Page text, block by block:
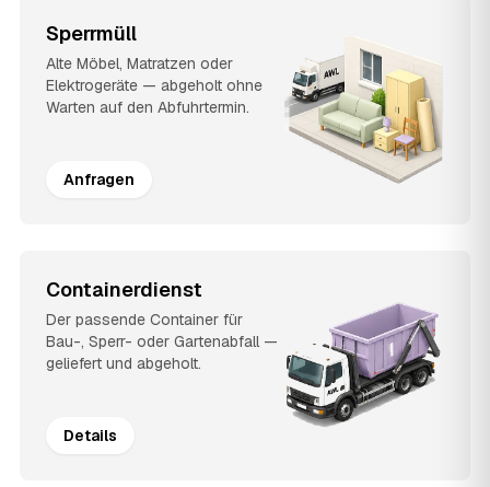
Sperrmüll
Alte Möbel, Matratzen oder
Elektrogeräte — abgeholt ohne
Warten auf den Abfuhrtermin.
Anfragen
Containerdienst
Der passende Container für
Bau-, Sperr- oder Gartenabfall —
geliefert und abgeholt.
Details